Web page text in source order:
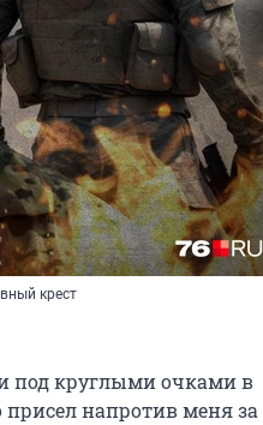
крест
под круглыми очками в
напротив меня за